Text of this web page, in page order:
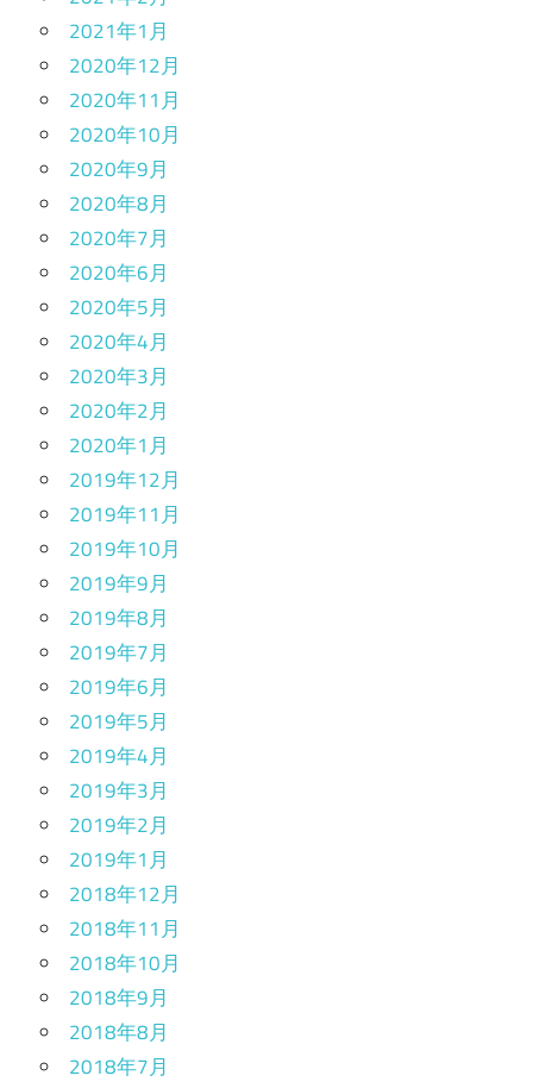
2021年1月
2020年12月
2020年11月
2020年10月
2020年9月
2020年8月
2020年7月
2020年6月
2020年5月
2020年4月
2020年3月
2020年2月
2020年1月
2019年12月
2019年11月
2019年10月
2019年9月
2019年8月
2019年7月
2019年6月
2019年5月
2019年4月
2019年3月
2019年2月
2019年1月
2018年12月
2018年11月
2018年10月
2018年9月
2018年8月
2018年7月